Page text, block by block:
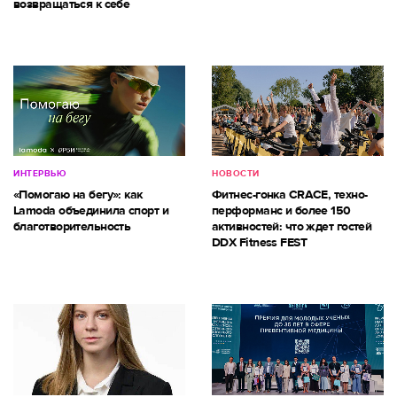
возвращаться к себе
ИНТЕРВЬЮ
«Помогаю на бегу»: как
Lamoda объединила спорт и
благотворительность
НОВОСТИ
Фитнес-гонка CRACE, техно-
перформанс и более 150
активностей: что ждет гостей
DDX Fitness FEST